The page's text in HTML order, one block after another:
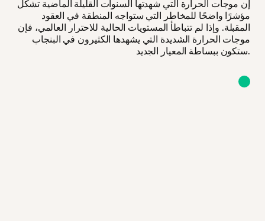
إن موجات الحرارة التي شهدتها السنوات القليلة الماضية تشكل
مؤشرًا واضحًا للمخاطر التي ستواجه المنطقة في العقود
المقبلة. وإذا لم تتباطأ المستويات الحالية للاحترار العالمي، فإن
موجات الحرارة الشديدة التي يشهدها الكثيرون في البنجاب
ستكون ببساطة المعيار الجديد.